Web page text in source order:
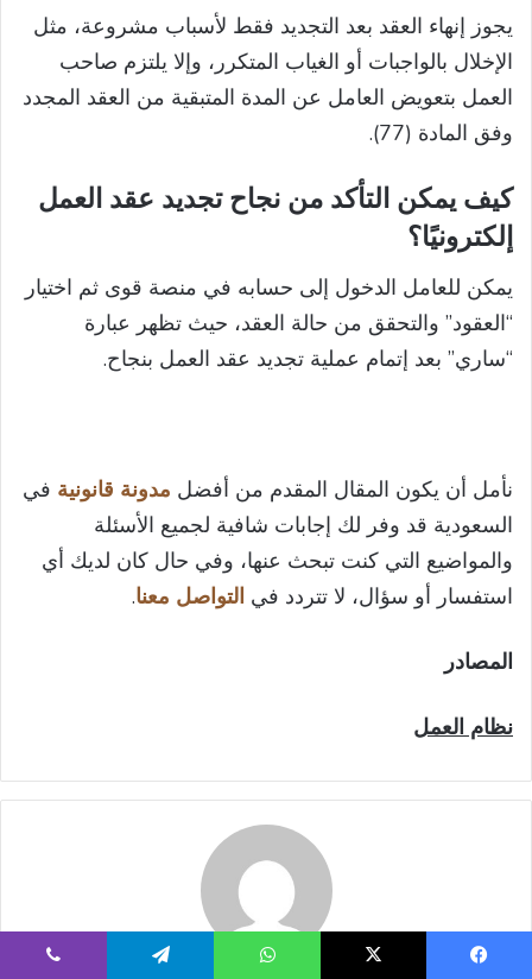
يجوز إنهاء العقد بعد التجديد فقط لأسباب مشروعة، مثل
الإخلال بالواجبات أو الغياب المتكرر، وإلا يلتزم صاحب
العمل بتعويض العامل عن المدة المتبقية من العقد المجدد
وفق المادة (77).
كيف يمكن التأكد من نجاح تجديد عقد العمل
إلكترونيًا؟
يمكن للعامل الدخول إلى حسابه في منصة قوى ثم اختيار
“العقود” والتحقق من حالة العقد، حيث تظهر عبارة
“ساري” بعد إتمام عملية تجديد عقد العمل بنجاح.
نأمل أن يكون المقال المقدم من أفضل مدونة قانونية في
السعودية قد وفر لك إجابات شافية لجميع الأسئلة
والمواضيع التي كنت تبحث عنها، وفي حال كان لديك أي
استفسار أو سؤال، لا تتردد في التواصل معنا.
المصادر
نظام العمل